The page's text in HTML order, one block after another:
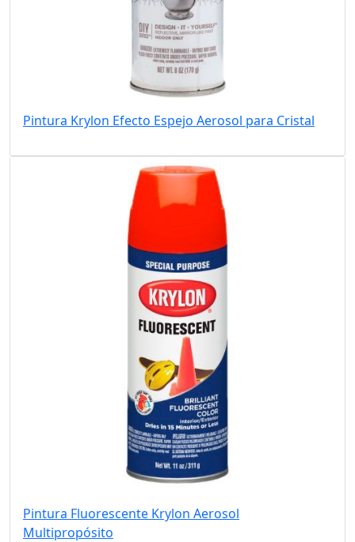
Pintura Krylon Efecto Espejo Aerosol para Cristal
Pintura Fluorescente Krylon Aerosol
Multipropósito